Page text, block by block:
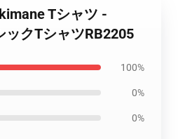
Tシャツ -
ックTシャツRB2205
100%
0%
0%